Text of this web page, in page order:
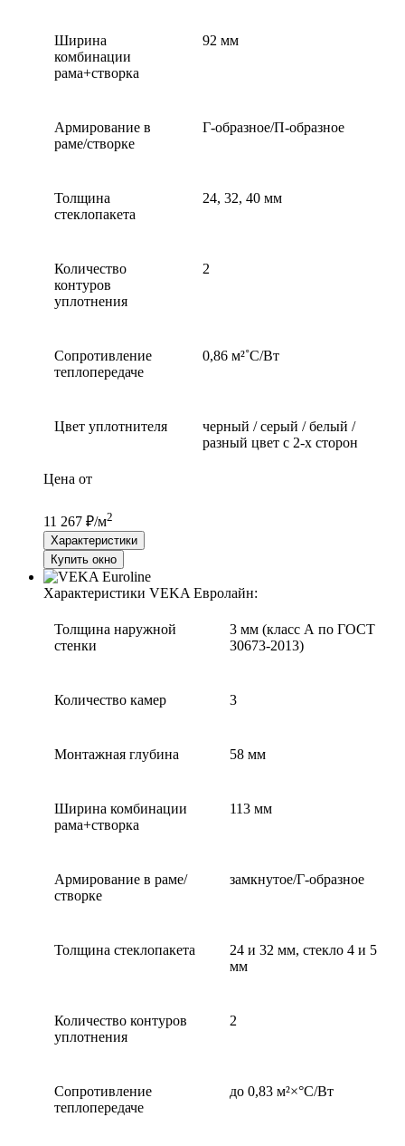
Ширина
комбинации
рама+створка
92 мм
Армирование в
раме/створке
Г-образное/П-образное
Толщина
стеклопакета
24, 32, 40 мм
Количество
контуров
уплотнения
2
Сопротивление
теплопередаче
0,86 м²˚С/Вт
Цвет уплотнителя
черный / серый / белый /
разный цвет с 2-х сторон
Цена от
11 267 ₽/м2
Характеристики
Купить окно
Характеристики VEKA Евролайн:
Толщина наружной
стенки
3 мм (класс А по ГОСТ
30673-2013)
Количество камер 3
Монтажная глубина 58 мм
Ширина комбинации
рама+створка
113 мм
Армирование в раме/
створке
замкнутое/Г-образное
Толщина стеклопакета
24 и 32 мм, стекло 4 и 5
мм
Количество контуров
уплотнения
2
Сопротивление
теплопередаче
до 0,83 м²×°С/Вт